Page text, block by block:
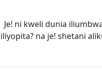
Je! ni kweli dunia
iliyopita? na je! shetani